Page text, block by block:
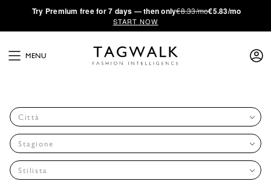
·Try Premium free for 7 days — then only€8.33/mo€5.83/mo
START NOW
MENU
Città
Stagione
Stilista